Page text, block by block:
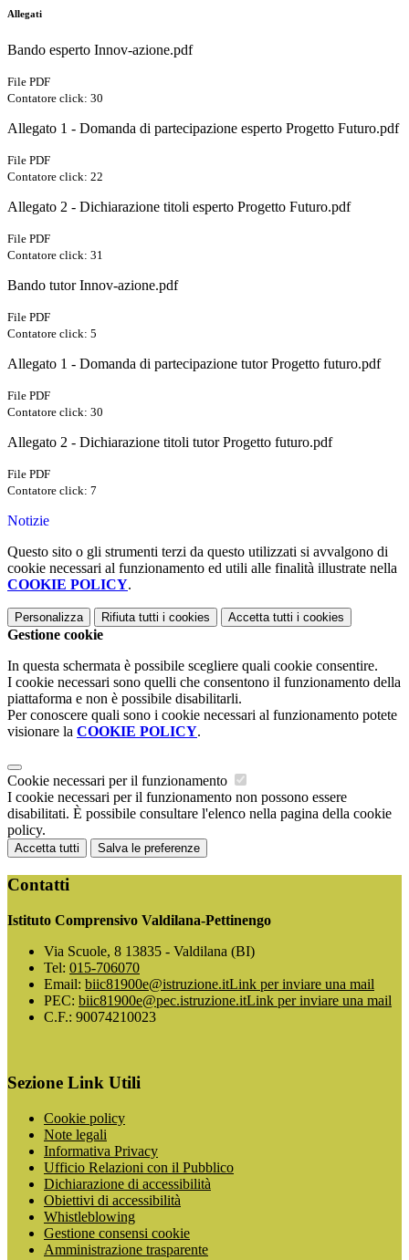
Allegati
Bando esperto Innov-azione.pdf
File PDF
Contatore click: 30
Allegato 1 - Domanda di partecipazione esperto Progetto Futuro.pdf
File PDF
Contatore click: 22
Allegato 2 - Dichiarazione titoli esperto Progetto Futuro.pdf
File PDF
Contatore click: 31
Bando tutor Innov-azione.pdf
File PDF
Contatore click: 5
Allegato 1 - Domanda di partecipazione tutor Progetto futuro.pdf
File PDF
Contatore click: 30
Allegato 2 - Dichiarazione titoli tutor Progetto futuro.pdf
File PDF
Contatore click: 7
Notizie
Questo sito o gli strumenti terzi da questo utilizzati si avvalgono di
cookie necessari al funzionamento ed utili alle finalità illustrate nella
COOKIE POLICY.
Personalizza Rifiuta tutti i cookies Accetta tutti i cookies
Gestione cookie
In questa schermata è possibile scegliere quali cookie consentire.
I cookie necessari sono quelli che consentono il funzionamento della
piattaforma e non è possibile disabilitarli.
Per conoscere quali sono i cookie necessari al funzionamento potete
visionare la COOKIE POLICY.
Cookie necessari per il funzionamento
I cookie necessari per il funzionamento non possono essere
disabilitati. È possibile consultare l'elenco nella pagina della cookie
policy.
Accetta tutti Salva le preferenze
Contatti
Istituto Comprensivo Valdilana-Pettinengo
Via Scuole, 8 13835 - Valdilana (BI)
Tel: 015-706070
Email: biic81900e@istruzione.itLink per inviare una mail
PEC: biic81900e@pec.istruzione.itLink per inviare una mail
C.F.: 90074210023
Sezione Link Utili
Cookie policy
Note legali
Informativa Privacy
Ufficio Relazioni con il Pubblico
Dichiarazione di accessibilità
Obiettivi di accessibilità
Whistleblowing
Gestione consensi cookie
Amministrazione trasparente